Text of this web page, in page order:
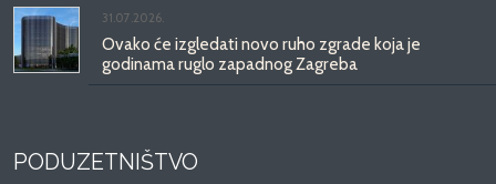
31.07.2026.
Ovako će izgledati novo ruho zgrade koja je
godinama ruglo zapadnog Zagreba
PODUZETNIŠTVO